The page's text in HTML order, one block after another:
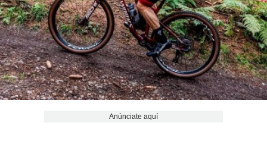
Anúnciate aquí